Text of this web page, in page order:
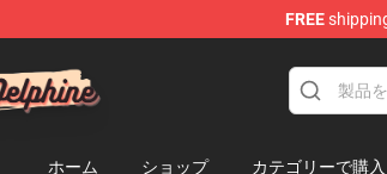
FREE
ホーム ショップ カテゴリーで購入